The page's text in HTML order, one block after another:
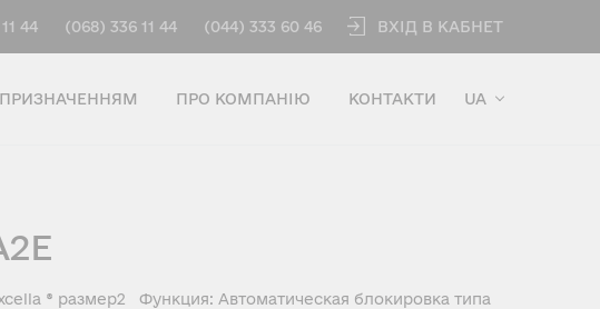
44 (068) 336 11 44 (044) 333 60 46 ВХІД В КАБНЕТ
ПРО КОМПАНІЮ КОНТАКТИ UA
® размер2 Функция: Автоматическая блокировка типа